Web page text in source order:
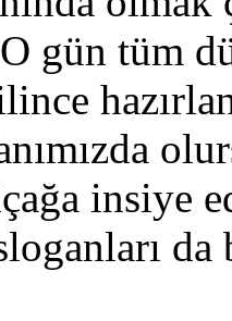
gün tüm
insiye